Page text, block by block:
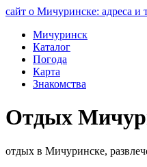
сайт о Мичуринске: адреса и
Мичуринск
Каталог
Погода
Карта
Знакомства
Отдых
отдых в Мичуринске,